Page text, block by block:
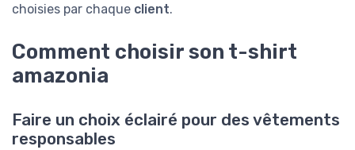
choisies par chaque client.
Comment choisir son t-shirt
amazonia
Faire un choix éclairé pour des vêtements
responsables